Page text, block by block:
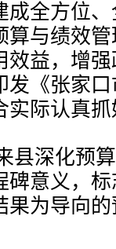
成全方位
算与绩效
效益，增
发《张家
实际认真
县深化预
碑意义，
果为导向